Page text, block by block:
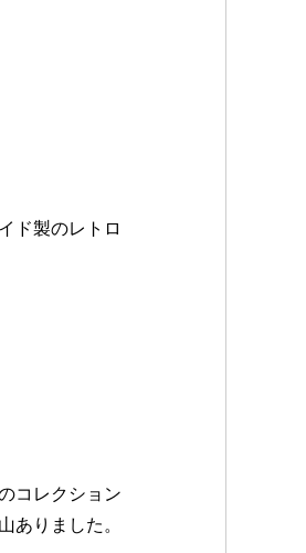
ド製のレトロ
コレクション
ありました。